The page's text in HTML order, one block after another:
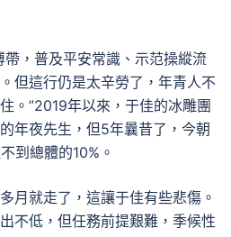
，普及平安常識、示范操縱流
但這行仍是太辛勞了，年青人不
。”2019年以來，于佳的冰雕團
年夜先生，但5年曩昔了，今朝
到總體的10%。
月就走了，這讓于佳有些悲傷。
不低，但任務前提艱難，季候性